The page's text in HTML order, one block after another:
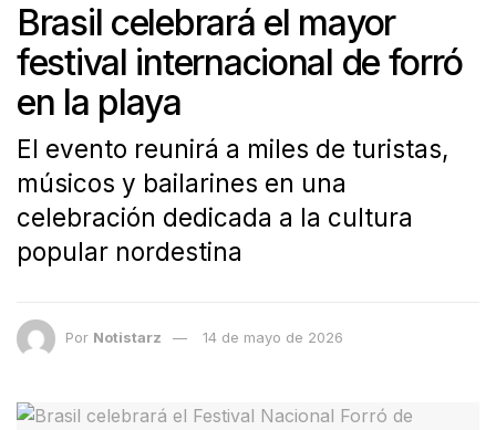
Brasil celebrará el mayor
festival internacional de forró
en la playa
El evento reunirá a miles de turistas,
músicos y bailarines en una
celebración dedicada a la cultura
popular nordestina
Por Notistarz 14 de mayo de 2026